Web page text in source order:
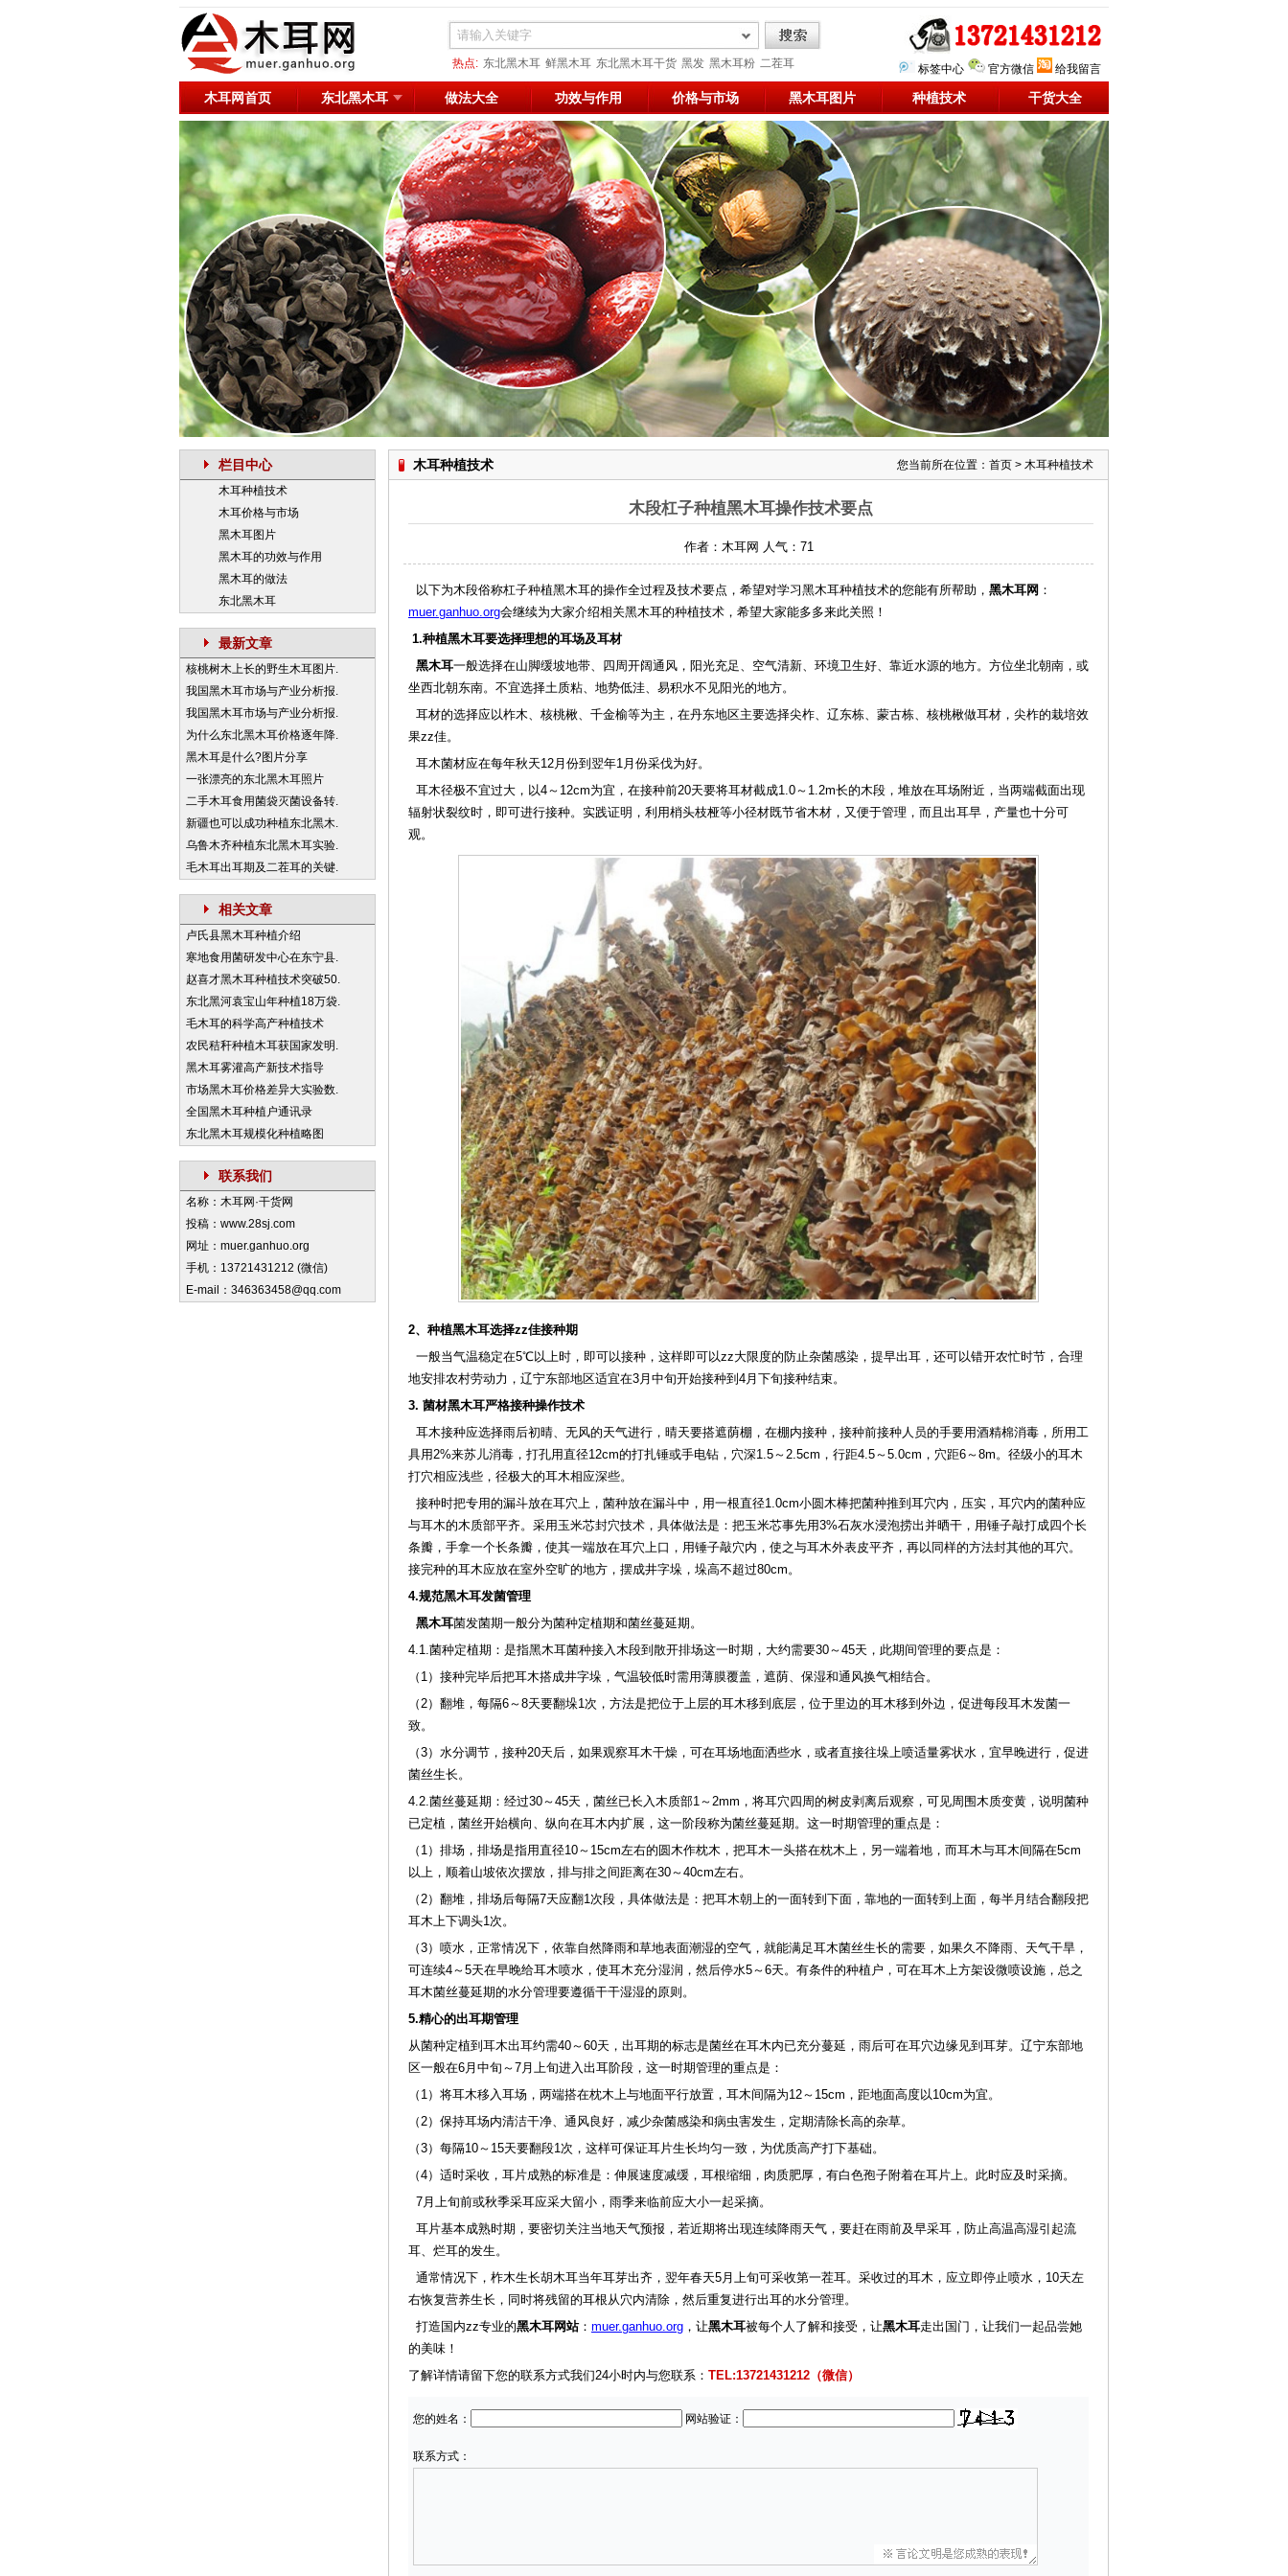
热点: 东北黑木耳 鲜黑木耳 东北黑木耳干货 黑发 黑木耳粉 二茬耳
网络黑木耳 减肥 凉拌
标签中心 官方微信 给我留言
木耳网首页 东北黑木耳 做法大全 功效与作用 价格与市场 黑木耳图片 种植技术 干货大全
栏目中心
木耳种植技术
木耳价格与市场
黑木耳图片
黑木耳的功效与作用
黑木耳的做法
东北黑木耳
最新文章
核桃树木上长的野生木耳图片.
我国黑木耳市场与产业分析报.
我国黑木耳市场与产业分析报.
为什么东北黑木耳价格逐年降.
黑木耳是什么?图片分享
一张漂亮的东北黑木耳照片
二手木耳食用菌袋灭菌设备转.
新疆也可以成功种植东北黑木.
乌鲁木齐种植东北黑木耳实验.
毛木耳出耳期及二茬耳的关键.
相关文章
卢氏县黑木耳种植介绍
寒地食用菌研发中心在东宁县.
赵喜才黑木耳种植技术突破50.
东北黑河袁宝山年种植18万袋.
毛木耳的科学高产种植技术
农民秸秆种植木耳获国家发明.
黑木耳雾灌高产新技术指导
市场黑木耳价格差异大实验数.
全国黑木耳种植户通讯录
东北黑木耳规模化种植略图
联系我们
名称：木耳网·干货网
投稿：www.28sj.com
网址：muer.ganhuo.org
手机：13721431212 (微信)
E-mail：346363458@qq.com
木耳种植技术 您当前所在位置： 首页 > 木耳种植技术
木段杠子种植黑木耳操作技术要点
作者：木耳网 人气： 71
以下为木段俗称杠子种植黑木耳的操作全过程及技术要点，希望对学习黑木耳种植技术的您能有所帮助， 黑木耳网 ：
muer.ganhuo.org会继续为大家介绍相关黑木耳的种植技术，希望大家能多多来此关照！
1.种植黑木耳要选择理想的耳场及耳材
黑木耳一般选择在山脚缓坡地带、四周开阔通风，阳光充足、空气清新、环境卫生好、靠近水源的地方。方位坐北朝南，或
坐西北朝东南。不宜选择土质粘、地势低洼、易积水不见阳光的地方。
耳材的选择应以柞木、核桃楸、千金榆等为主，在丹东地区主要选择尖柞、辽东栋、蒙古栋、核桃楸做耳材，尖柞的栽培效
果zz佳。
耳木菌材应在每年秋天12月份到翌年1月份采伐为好。
耳木径极不宜过大，以4～12cm为宜，在接种前20天要将耳材截成1.0～1.2m长的木段，堆放在耳场附近，当两端截面出现
辐射状裂纹时，即可进行接种。实践证明，利用梢头枝桠等小径材既节省木材，又便于管理，而且出耳早，产量也十分可
观。
2、种植黑木耳选择zz佳接种期
一般当气温稳定在5℃以上时，即可以接种，这样即可以zz大限度的防止杂菌感染，提早出耳，还可以错开农忙时节，合理
地安排农村劳动力，辽宁东部地区适宜在3月中旬开始接种到4月下旬接种结束。
3. 菌材黑木耳严格接种操作技术
耳木接种应选择雨后初晴、无风的天气进行，晴天要搭遮荫棚，在棚内接种，接种前接种人员的手要用酒精棉消毒，所用工
具用2%来苏儿消毒，打孔用直径12cm的打扎锤或手电钻，穴深1.5～2.5cm，行距4.5～5.0cm，穴距6～8m。径级小的耳木
打穴相应浅些，径极大的耳木相应深些。
接种时把专用的漏斗放在耳穴上，菌种放在漏斗中，用一根直径1.0cm小圆木棒把菌种推到耳穴内，压实，耳穴内的菌种应
与耳木的木质部平齐。采用玉米芯封穴技术，具体做法是：把玉米芯事先用3%石灰水浸泡捞出并晒干，用锤子敲打成四个长
条瓣，手拿一个长条瓣，使其一端放在耳穴上口，用锤子敲穴内，使之与耳木外表皮平齐，再以同样的方法封其他的耳穴。
接完种的耳木应放在室外空旷的地方，摆成井字垛，垛高不超过80cm。
4.规范黑木耳发菌管理
黑木耳菌发菌期一般分为菌种定植期和菌丝蔓延期。
4.1.菌种定植期：是指黑木耳菌种接入木段到散开排场这一时期，大约需要30～45天，此期间管理的要点是：
（1）接种完毕后把耳木搭成井字垛，气温较低时需用薄膜覆盖，遮荫、保湿和通风换气相结合。
（2）翻堆，每隔6～8天要翻垛1次，方法是把位于上层的耳木移到底层，位于里边的耳木移到外边，促进每段耳木发菌一
致。
（3）水分调节，接种20天后，如果观察耳木干燥，可在耳场地面洒些水，或者直接往垛上喷适量雾状水，宜早晚进行，促进
菌丝生长。
4.2.菌丝蔓延期：经过30～45天，菌丝已长入木质部1～2mm，将耳穴四周的树皮剥离后观察，可见周围木质变黄，说明菌种
已定植，菌丝开始横向、纵向在耳木内扩展，这一阶段称为菌丝蔓延期。这一时期管理的重点是：
（1）排场，排场是指用直径10～15cm左右的圆木作枕木，把耳木一头搭在枕木上，另一端着地，而耳木与耳木间隔在5cm
以上，顺着山坡依次摆放，排与排之间距离在30～40cm左右。
（2）翻堆，排场后每隔7天应翻1次段，具体做法是：把耳木朝上的一面转到下面，靠地的一面转到上面，每半月结合翻段把
耳木上下调头1次。
（3）喷水，正常情况下，依靠自然降雨和草地表面潮湿的空气，就能满足耳木菌丝生长的需要，如果久不降雨、天气干旱，
可连续4～5天在早晚给耳木喷水，使耳木充分湿润，然后停水5～6天。有条件的种植户，可在耳木上方架设微喷设施，总之
耳木菌丝蔓延期的水分管理要遵循干干湿湿的原则。
5.精心的出耳期管理
从菌种定植到耳木出耳约需40～60天，出耳期的标志是菌丝在耳木内已充分蔓延，雨后可在耳穴边缘见到耳芽。辽宁东部地
区一般在6月中旬～7月上旬进入出耳阶段，这一时期管理的重点是：
（1）将耳木移入耳场，两端搭在枕木上与地面平行放置，耳木间隔为12～15cm，距地面高度以10cm为宜。
（2）保持耳场内清洁干净、通风良好，减少杂菌感染和病虫害发生，定期清除长高的杂草。
（3）每隔10～15天要翻段1次，这样可保证耳片生长均匀一致，为优质高产打下基础。
（4）适时采收，耳片成熟的标准是：伸展速度减缓，耳根缩细，肉质肥厚，有白色孢子附着在耳片上。此时应及时采摘。
7月上旬前或秋季采耳应采大留小，雨季来临前应大小一起采摘。
耳片基本成熟时期，要密切关注当地天气预报，若近期将出现连续降雨天气，要赶在雨前及早采耳，防止高温高湿引起流
耳、烂耳的发生。
通常情况下，柞木生长胡木耳当年耳芽出齐，翌年春天5月上旬可采收第一茬耳。采收过的耳木，应立即停止喷水，10天左
右恢复营养生长，同时将残留的耳根从穴内清除，然后重复进行出耳的水分管理。
打造国内zz专业的黑木耳网站： muer.ganhuo.org ，让黑木耳被每个人了解和接受，让黑木耳走出国门，让我们一起品尝她
的美味！
了解详情请留下您的联系方式我们24小时内与您联系： TEL:13721431212（微信）
您的姓名： 网站验证：
联系方式：